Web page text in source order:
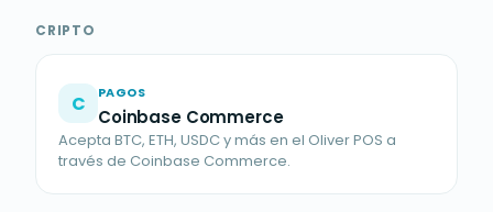
CRIPTO
C PAGOS
Coinbase Commerce
Acepta BTC, ETH, USDC y más en el Oliver POS a
través de Coinbase Commerce.